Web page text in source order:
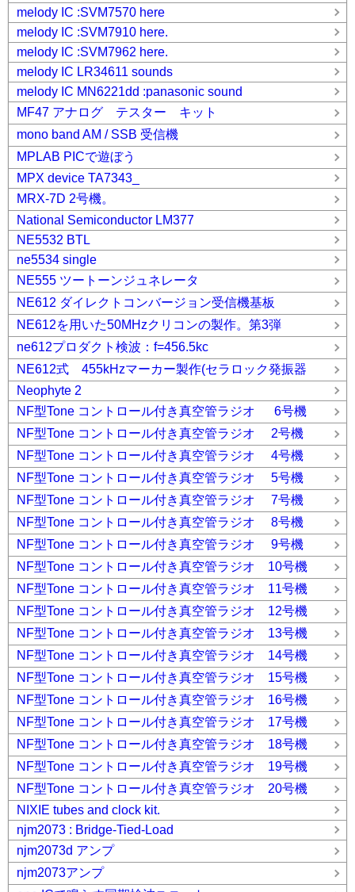
melody IC :SVM7570 here
melody IC :SVM7910 here.
melody IC :SVM7962 here.
melody IC LR34611 sounds
melody IC MN6221dd :panasonic sound
MF47 アナログ テスター キット
mono band AM / SSB 受信機
MPLAB PICで遊ぼう
MPX device TA7343_
MRX-7D 2号機。
National Semiconductor LM377
NE5532 BTL
ne5534 single
NE555 ツートーンジュネレータ
NE612 ダイレクトコンバージョン受信機基板
NE612を用いた50MHzクリコンの製作。第3弾
ne612プロダクト検波：f=456.5kc
NE612式 455kHzマーカー製作(セラロック発振器
Neophyte 2
NF型Tone コントロール付き真空管ラジオ 6号機
NF型Tone コントロール付き真空管ラジオ 2号機
NF型Tone コントロール付き真空管ラジオ 4号機
NF型Tone コントロール付き真空管ラジオ 5号機
NF型Tone コントロール付き真空管ラジオ 7号機
NF型Tone コントロール付き真空管ラジオ 8号機
NF型Tone コントロール付き真空管ラジオ 9号機
NF型Tone コントロール付き真空管ラジオ 10号機
NF型Tone コントロール付き真空管ラジオ 11号機
NF型Tone コントロール付き真空管ラジオ 12号機
NF型Tone コントロール付き真空管ラジオ 13号機
NF型Tone コントロール付き真空管ラジオ 14号機
NF型Tone コントロール付き真空管ラジオ 15号機
NF型Tone コントロール付き真空管ラジオ 16号機
NF型Tone コントロール付き真空管ラジオ 17号機
NF型Tone コントロール付き真空管ラジオ 18号機
NF型Tone コントロール付き真空管ラジオ 19号機
NF型Tone コントロール付き真空管ラジオ 20号機
NIXIE tubes and clock kit.
njm2073 : Bridge-Tied-Load
njm2073d アンプ
njm2073アンプ